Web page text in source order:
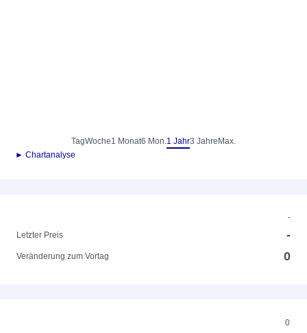
TagWoche1 Monat6 Mon.1 Jahr3 Jahre Max.
► Chartanalyse
-
Letzter Preis
-
Veränderung zum Vortag 0
0